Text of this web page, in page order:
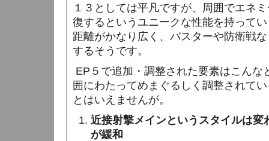
１３としては平凡ですが、周囲でエネ
復するというユニークな性能を持って
距離がかなり広く、バスターや防衛戦
するそうです。
EP５で追加・調整された要素はこんな
囲にわたってめまぐるしく調整されて
とはいえませんが。
近接射撃メインというスタイルは変
が緩和